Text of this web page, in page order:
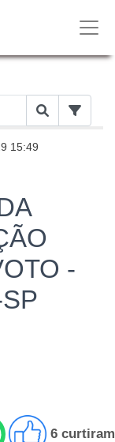
15:49
-
6 curtiram